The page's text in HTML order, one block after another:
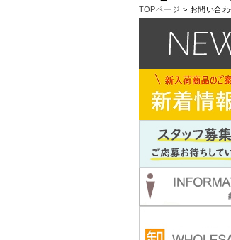
TOPページ > お問い合